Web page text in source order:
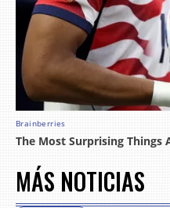
MÁS NOTICIAS